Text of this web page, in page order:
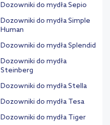
Dozowniki do mydła Sepio
Dozowniki do mydła Simple
Human
Dozowniki do mydła Splendid
Dozowniki do mydła
Steinberg
Dozowniki do mydła Stella
Dozowniki do mydła Tesa
Dozowniki do mydła Tiger